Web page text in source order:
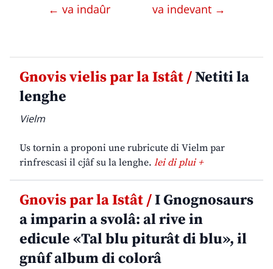
← va indaûr va indevant →
Gnovis vielis par la Istât /Netiti la
lenghe
Vielm
Us tornin a proponi une rubricute di Vielm par
rinfrescasi il cjâf su la lenghe. lei di plui +
Gnovis par la Istât /I Gnognosaurs
a imparin a svolâ: al rive in
edicule «Tal blu piturât di blu», il
gnûf album di colorâ